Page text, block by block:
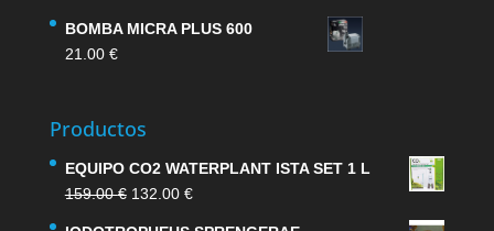
15.00 €.10.00 €.
BOMBA MICRA PLUS 600
21.00 €
Productos
EQUIPO CO2 WATERPLANT ISTA SET 1 L
159.00€ El
132.00 €El